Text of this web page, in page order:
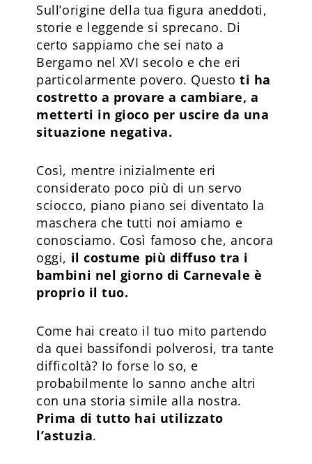
Sull’origine della tua figura aneddoti,
storie e leggende si sprecano. Di
certo sappiamo che sei nato a
Bergamo nel XVI secolo e che eri
particolarmente povero. Questoti ha
costretto a provare a cambiare, a
metterti in gioco per uscire da una
situazione negativa.
Così, mentre inizialmente eri
considerato poco più di un servo
sciocco, piano piano sei diventato la
maschera che tutti noi amiamo e
conosciamo. Così famoso che, ancora
oggi, il costume più diffuso tra i
bambini nel giorno di Carnevale è
proprio il tuo.
Come hai creato il tuo mito partendo
da quei bassifondi polverosi, tra tante
difficoltà? Io forse lo so, e
probabilmente lo sanno anche altri
con una storia simile alla nostra.
Prima di tutto hai utilizzato
l’astuzia.